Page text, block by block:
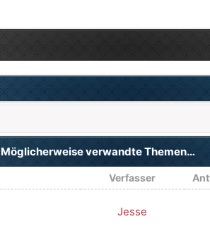
Möglicherweise verwandte Themen…
Verfasser
Jesse